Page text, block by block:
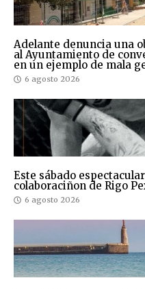
Adelante denuncia una
al Ayuntamiento de
en un ejemplo de mala
6 agosto 2026
Este sábado
colaboraciñon de Rigo
6 agosto 2026